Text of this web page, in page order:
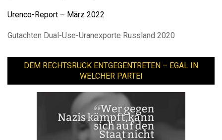
Urenco-Report – März 2022
Gutachten Dual-Use-Uranexporte Russland 2020
DEM RECHTSRUCK ENTGEGENTRETEN – EGAL IN
WELCHER PARTEI